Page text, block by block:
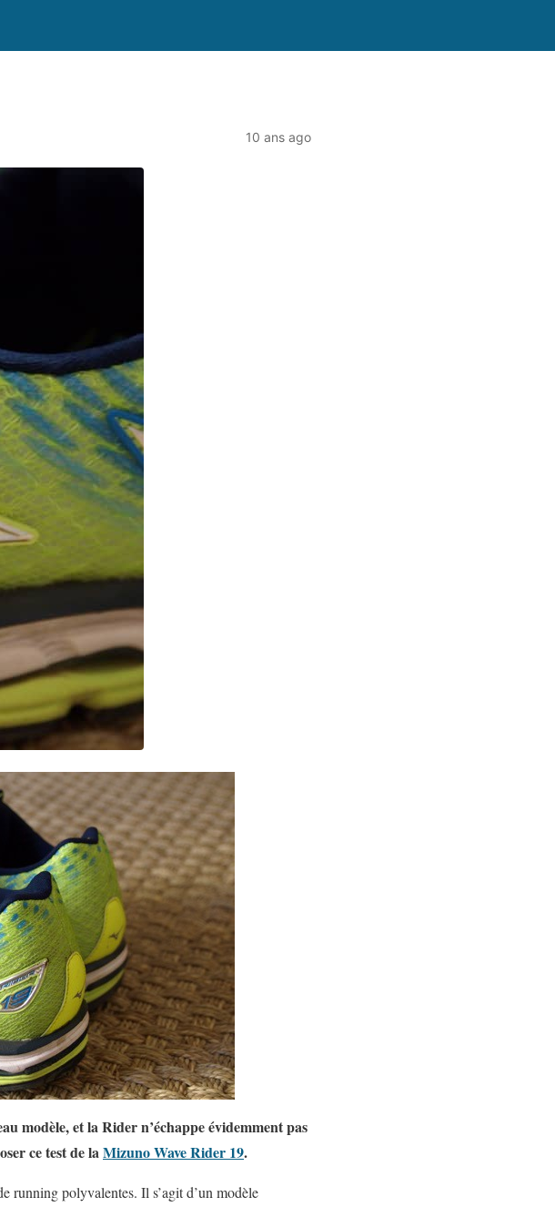
10 ans ago
modèle, et la Rider n’échappe évidemment pas
ce test de laMizuno Wave Rider 19.
running polyvalentes. Il s’agit d’un modèle